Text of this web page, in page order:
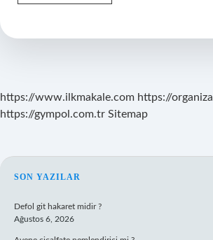
Sahibi
https://www.ilkmakale.com https://
https://gympol.com.tr Sitemap
SIDEBAR
SON YAZILAR
Defol git hakaret midir ?
Ağustos 6, 2026